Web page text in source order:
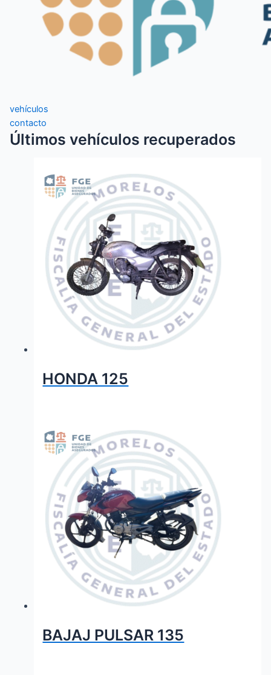
vehículos
contacto
Últimos vehículos recuperados
HONDA 125
BAJAJ PULSAR 135